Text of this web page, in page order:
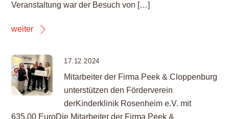
Veranstaltung war der Besuch von […]
weiter
17.12.2024
Mitarbeiter der Firma Peek & Cloppenburg
unterstützen den Förderverein
derKinderklinik Rosenheim e.V. mit
635,00 EuroDie Mitarbeiter der Firma Peek &